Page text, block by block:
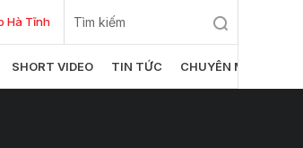
Hà Tĩnh
SHORT VIDEO TIN TỨC CHUYÊN MỤC